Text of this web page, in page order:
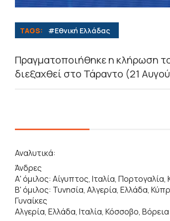
TAGS: #Εθνική Ελλάδας
Πραγματοποιήθηκε η κλήρωση
διεξαχθεί στο Τάραντο (21
Αναλυτικά:
Άνδρες
Α' όμιλος: Αίγυπτος, Ιταλία,
Β' όμιλος: Τυνησία, Αλγερία, Ελλάδα,
Γυναίκες
Αλγερία, Ελλάδα, Ιταλία, Κόσσοβο,